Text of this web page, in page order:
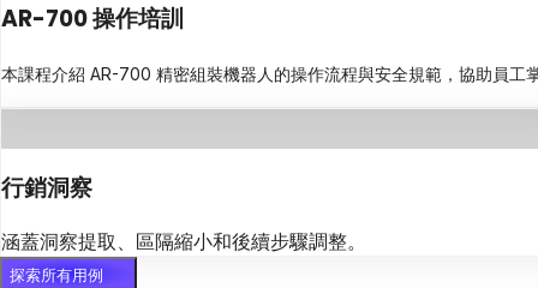
AR-700 操作培訓
本課程介紹 AR-700 精密組裝機器人的操作流程與安全規範，協助員工
行銷洞察
涵蓋洞察提取、區隔縮小和後續步驟調整。
探索所有用例